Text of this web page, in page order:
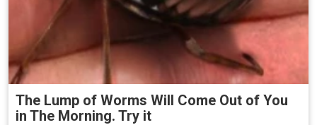
The Lump of Worms Will Come Out of You
in The Morning. Try it